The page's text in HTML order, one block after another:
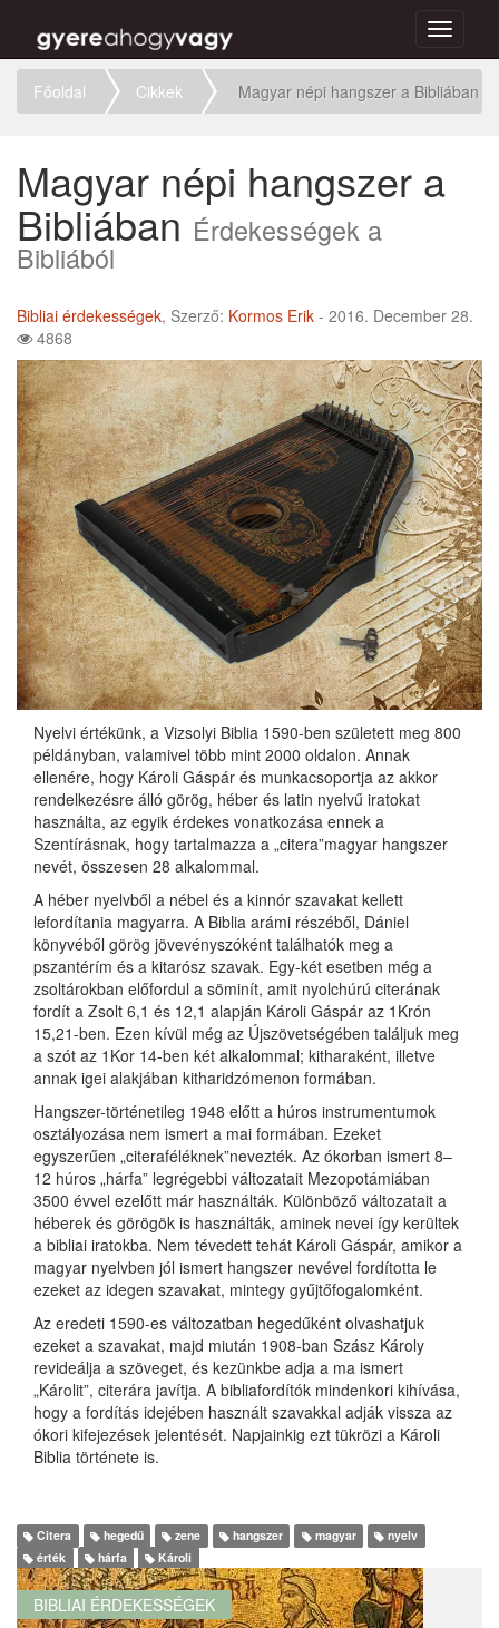
Toggle
Főoldal
Cikkek Magyar népi hangszer a Bibliában
Magyar népi hangszer a
Bibliában Érdekességek a
Bibliából
Bibliai érdekességek, Szerző: Kormos Erik - 2016. December 28.
4868
Nyelvi értékünk, a Vizsolyi Biblia 1590-ben született meg 800
példányban, valamivel több mint 2000 oldalon. Annak
ellenére, hogy Károli Gáspár és munkacsoportja az akkor
rendelkezésre álló görög, héber és latin nyelvű iratokat
használta, az egyik érdekes vonatkozása ennek a
Szentírásnak, hogy tartalmazza a „citera”magyar hangszer
nevét, összesen 28 alkalommal.
A héber nyelvből a nébel és a kinnór szavakat kellett
lefordítania magyarra. A Biblia arámi részéből, Dániel
könyvéből görög jövevényszóként találhatók meg a
pszantérím és a kitarósz szavak. Egy-két esetben még a
zsoltárokban előfordul a söminít, amit nyolchúrú citerának
fordít a Zsolt 6,1 és 12,1 alapján Károli Gáspár az 1Krón
15,21-ben. Ezen kívül még az Újszövetségében találjuk meg
a szót az 1Kor 14-ben két alkalommal; kitharaként, illetve
annak igei alakjában kitharidzómenon formában.
Hangszer-történetileg 1948 előtt a húros instrumentumok
osztályozása nem ismert a mai formában. Ezeket
egyszerűen „citeraféléknek”nevezték. Az ókorban ismert 8–
12 húros „hárfa” legrégebbi változatait Mezopotámiában
3500 évvel ezelőtt már használták. Különböző változatait a
héberek és görögök is használták, aminek nevei így kerültek
a bibliai iratokba. Nem tévedett tehát Károli Gáspár, amikor a
magyar nyelvben jól ismert hangszer nevével fordította le
ezeket az idegen szavakat, mintegy gyűjtőfogalomként.
Az eredeti 1590-es változatban hegedűként olvashatjuk
ezeket a szavakat, majd miután 1908-ban Szász Károly
revideálja a szöveget, és kezünkbe adja a ma ismert
„Károlit”, citerára javítja. A bibliafordítók mindenkori kihívása,
hogy a fordítás idejében használt szavakkal adják vissza az
ókori kifejezések jelentését. Napjainkig ezt tükrözi a Károli
Biblia története is.
Citera hegedű zene hangszer magyar
nyelv
érték
hárfa Károli
BIBLIAI ÉRDEKESSÉGEK